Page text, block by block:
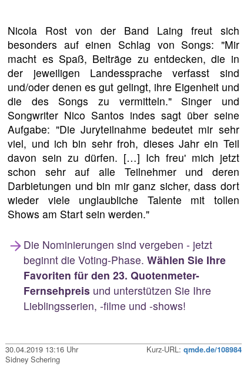
Nicola Rost von der Band Laing freut sich
besonders auf einen Schlag von Songs: "Mir
macht es Spaß, Beiträge zu entdecken, die in
der jeweiligen Landessprache verfasst sind
und/oder denen es gut gelingt, ihre Eigenheit und
die des Songs zu vermitteln." Singer und
Songwriter Nico Santos indes sagt über seine
Aufgabe: "Die Juryteilnahme bedeutet mir sehr
viel, und ich bin sehr froh, dieses Jahr ein Teil
davon sein zu dürfen. […] Ich freu' mich jetzt
schon sehr auf alle Teilnehmer und deren
Darbietungen und bin mir ganz sicher, dass dort
wieder viele unglaubliche Talente mit tollen
Shows am Start sein werden."
Die Nominierungen sind vergeben - jetzt
beginnt die Voting-Phase. Wählen Sie Ihre
Favoriten für den 23. Quotenmeter-
Fernsehpreis und unterstützen Sie Ihre
Lieblingsserien, -filme und -shows!
30.04.2019 13:16 Uhr Kurz-URL: qmde.de/108984
Sidney Schering